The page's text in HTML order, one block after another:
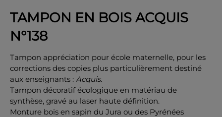
TAMPON EN BOIS ACQUIS
N°138
Tampon appréciation pour école maternelle, pour les
corrections des copies plus particulièrement destiné
aux enseignants : Acquis.
Tampon décoratif écologique en matériau de
synthèse, gravé au laser haute définition.
Monture bois en sapin du Jura ou des Pyrénées
OK